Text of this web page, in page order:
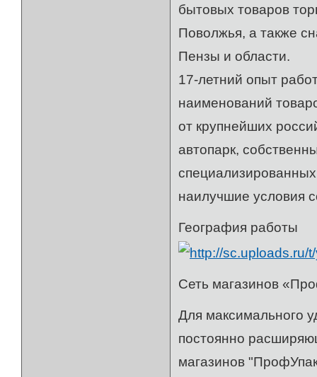
бытовых товаров
Поволжья, а также
Пензы и области.
17-летний опыт
наименований
от крупнейших
автопарк,
наилучшие условия
География работы
Сеть магазинов
Для максимального
постоянно
магазинов